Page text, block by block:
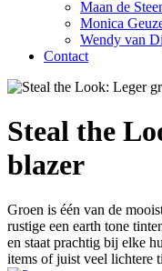
Maan de
Monica
Wendy van
Contact
Steal the
blazer
Groen is één van de
rustige een earth tone
en staat prachtig bij elke
items of juist veel lichtere